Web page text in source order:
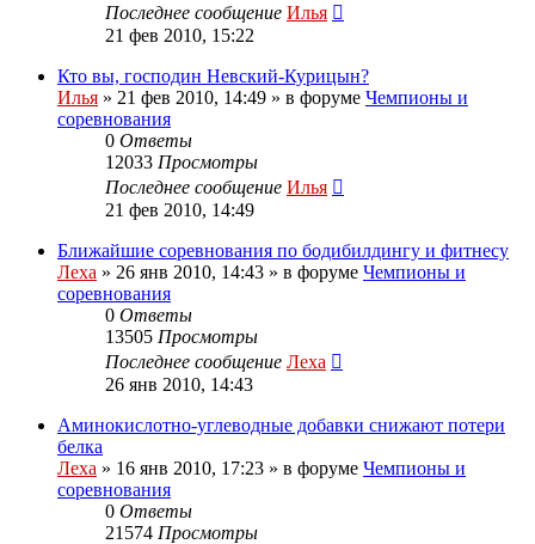
Последнее сообщение Илья
21 фев 2010, 15:22
Кто вы, господин Невский-Курицын?
Илья » 21 фев 2010, 14:49 » в форуме Чемпионы и
соревнования
0 Ответы
12033 Просмотры
Последнее сообщение Илья
21 фев 2010, 14:49
Ближайшие соревнования по бодибилдингу и фитнесу
Леха » 26 янв 2010, 14:43 » в форуме Чемпионы и
соревнования
0 Ответы
13505 Просмотры
Последнее сообщение Леха
26 янв 2010, 14:43
Аминокислотно-углеводные добавки снижают потери
белка
Леха » 16 янв 2010, 17:23 » в форуме Чемпионы и
соревнования
0 Ответы
21574 Просмотры